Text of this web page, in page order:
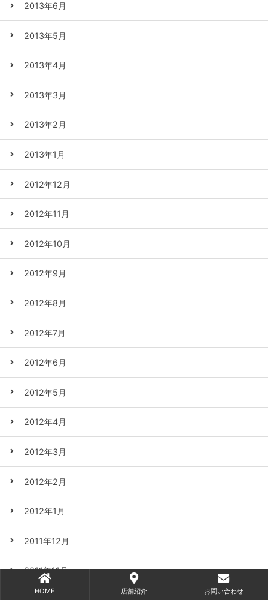
2013年6月
2013年5月
2013年4月
2013年3月
2013年2月
2013年1月
2012年12月
2012年11月
2012年10月
2012年9月
2012年8月
2012年7月
2012年6月
2012年5月
2012年4月
2012年3月
2012年2月
2012年1月
2011年12月
2011年11月
HOME 店舗紹介 お問い合わせ